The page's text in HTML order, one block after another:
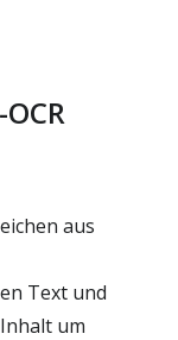
aus
Text und
um